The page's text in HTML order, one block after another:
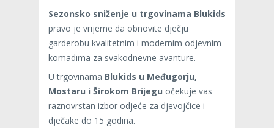
Sezonsko sniženje u trgovinama Blukids
pravo je vrijeme da obnovite dječju
garderobu kvalitetnim i modernim odjevnim
komadima za svakodnevne avanture.
U trgovinama Blukids u Međugorju,
Mostaru i Širokom Brijegu očekuje vas
raznovrstan izbor odjeće za djevojčice i
dječake do 15 godina.